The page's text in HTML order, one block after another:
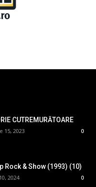
CUTREMURĂTOARE
15, 2023 0
Rock & Show (1993) (10)
2024 0